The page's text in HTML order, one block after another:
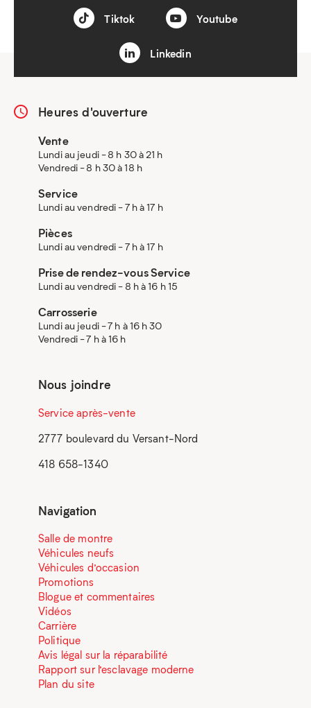
Tiktok Youtube
Linkedin
Heures d'ouverture
Vente
Lundi au jeudi - 8 h 30 à 21 h
Vendredi - 8 h 30 à 18 h
Service
Lundi au vendredi - 7 h à 17 h
Pièces
Lundi au vendredi - 7 h à 17 h
Prise de rendez-vous Service
Lundi au vendredi - 8 h à 16 h 15
Carrosserie
Lundi au jeudi - 7 h à 16 h 30
Vendredi - 7 h à 16 h
Nous joindre
Service après-vente
2777 boulevard du Versant-Nord
418 658-1340
Navigation
Salle de montre
Véhicules neufs
Véhicules d’occasion
Promotions
Blogue et commentaires
Vidéos
Carrière
Politique
Avis légal sur la réparabilité
Rapport sur l’esclavage moderne
Plan du site